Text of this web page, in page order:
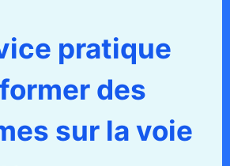
pratique
des
sur la voie